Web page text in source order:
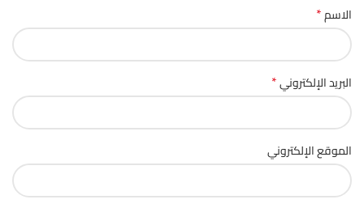
الاسم*
البريد الإلكتروني*
الموقع الإلكتروني